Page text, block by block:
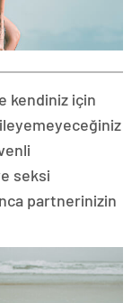
kendiniz için
seksi
partnerinizin